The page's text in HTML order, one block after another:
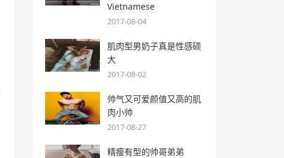
Vietnamese
2017-08-04
肌肉型男奶子真是性感硕
大
2017-08-02
帅气又可爱颜值又高的肌
肉小帅
2017-08-27
精瘦有型的帅哥弟弟